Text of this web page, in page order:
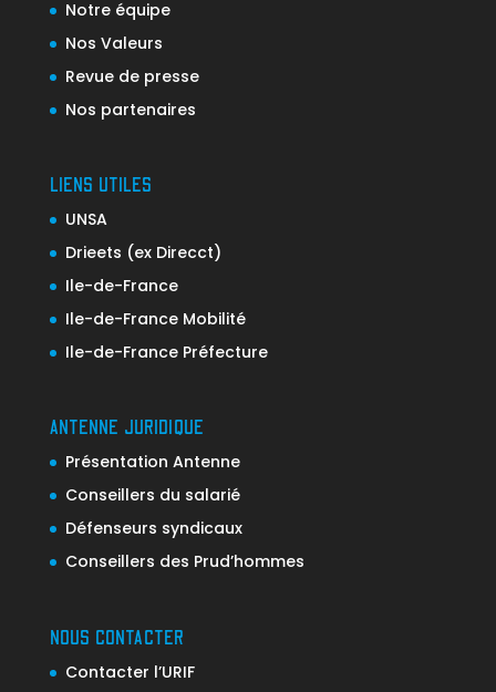
Notre équipe
Nos Valeurs
Revue de presse
Nos partenaires
LIENS UTILES
UNSA
Drieets (ex Direcct)
Ile-de-France
Ile-de-France Mobilité
Ile-de-France Préfecture
ANTENNE JURIDIQUE
Présentation Antenne
Conseillers du salarié
Défenseurs syndicaux
Conseillers des Prud’hommes
NOUS CONTACTER
Contacter l’URIF